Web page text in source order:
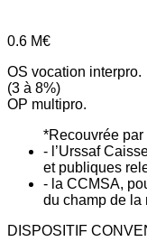
0.6 M€
OS vocation interpro.
(3 à 8%)
OP multipro.
*Recouvrée par
- l’Urssaf
et publiques
- la CCMSA,
du champ de la
DISPOSITIF